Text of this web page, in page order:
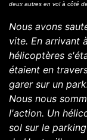
deux autres en vol à côté
Nous avons
vite. En arrivant
hélicoptères
étaient en
garer sur un
Nous nous
l'action. Un
sol sur le